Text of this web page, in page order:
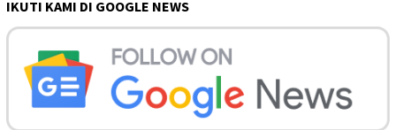
IKUTI KAMI DI GOOGLE NEWS